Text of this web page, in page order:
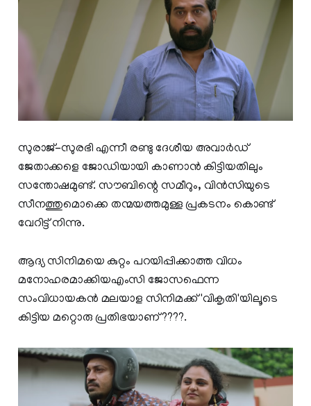
സുരാജ്-സുരഭി എന്നീ രണ്ടു ദേശീയ അവാർഡ്
ജേതാക്കളെ ജോഡിയായി കാണാൻ കിട്ടിയതിലും
സന്തോഷമുണ്ട്. സൗബിന്റെ സമീറും, വിൻസിയുടെ
സീനത്തുമൊക്കെ തന്മയത്തമുള്ള പ്രകടനം കൊണ്ട്
വേറിട്ട് നിന്നു.
ആദ്യ സിനിമയെ കുറ്റം പറയിപ്പിക്കാത്ത വിധം
മനോഹരമാക്കിയഎംസി ജോസഫെന്ന
സംവിധായകൻ മലയാള സിനിമക്ക് 'വികൃതി'യിലൂടെ
കിട്ടിയ മറ്റൊരു പ്രതിഭയാണ് ????.